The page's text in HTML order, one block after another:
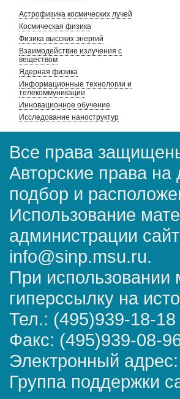
Астрофизика космических лучей
Космическая физика
Физика высоких энергий
Взаимодействие излучения с
веществом
Ядерная физика
Информационные технологии и
телекоммуникации
Инновационное обучение
Исследование наноструктур
Все права
Авторские права
подбор и
Использование
администрации
info@sinp.msu.ru.
При использовании
гиперссылку на
Тел.: (495)939-18-18
Факс: (495)939-08-
Электронный
Группа поддержки